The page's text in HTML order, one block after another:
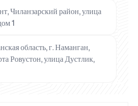
Чиланзарский район, улица
1
область, г. Наманган,
Ровустон, улица Дустлик,